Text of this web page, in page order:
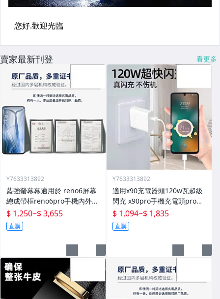
賣家最新刊登 看更多
Y7633313892
藍強螢幕幕適用於 reno6屏幕
總成帶框reno6pro手機內外顯
示屏拆機原廠更換液晶玻璃維
修一體屏內屏外屏
$ 1,250~$ 3,655
直購
Y7633313892
適用x90充電器頭120w瓦超級
閃充 x90pro手機充電頭pro快
充插頭mcarney數據線80w套
裝
$ 1,094~$ 1,835
直購